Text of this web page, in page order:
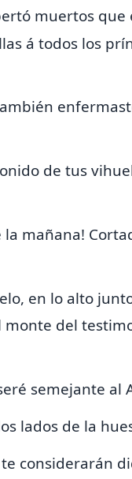
muertos que
á todos los
de tus
la mañana!
en lo alto
monte del
semejante al
lados de la
considerarán